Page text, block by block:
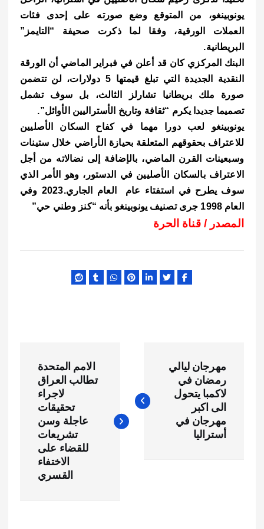
b
o
o
k
te
r
l
s
A
p
e
يونوبينغو، من المتوقع وضع صورته على إحدى فئات
العملات الورقية، وفقا لما ذكرت صحيفة “التايمز”
البريطانية.
البنك المركزي كان قد أعلن في فبراير الماضي أن الورقة
النقدية الجديدة التي تبلغ قيمتها 5 دولارات، لن تتضمن
صورة ملك بريطانيا تشارلز الثالث، بل سوف تشمل
تصميما جديدا يكرم “ثقافة وتاريخ الأستراليين الأوائل”.
يونوبينغو لعب دورا مهما في كفاح السكان الأصليين
للاعتراف بحقوقهم المتعلقة بحيازة الأراضي خلال ستينات
وسبعينات القرن الماضي، بالإضافة إلى نضالاته من أجل
الاعتراف بالسكان الأصليين في الدستور، وهو الأمر الذي
سوف يطرح في استفتاء عام العام الجاري.2023 وفي
العام 1998 جرى تصنيف يونوبينغو بأنه “كنز وطني حي”
المصدر / قناة الحرة
ص
مهرجان ليالي
رمضان في
لاكمبا يتحول
الى اكبر
مهرجان في
أستراليا
الامم المتحدة
تطالب العراق
لاجراء
تحقيقات
عاجلة وسن
تشريعات
للقضاء على
الاختفاء
القسري